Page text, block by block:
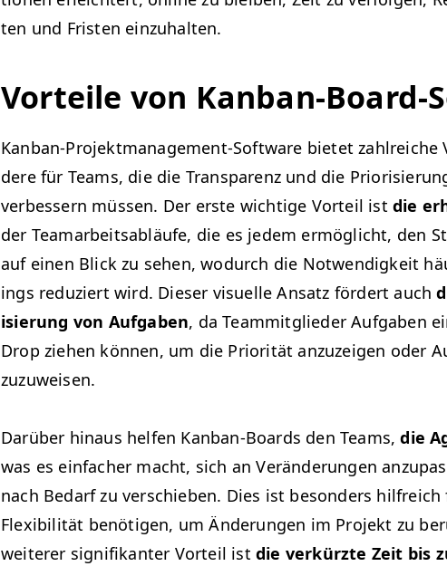
ten und Fris­ten einzuhalten.
Vorteile von Kanban-Board-
Kan­ban-Pro­jek­t­man­age­ment-Soft­ware bietet
dere für Teams, die die Trans­parenz und die
verbessern müssen. Der erste wichtige Vorteil istdie
der Tea­mar­beitsabläufe, die es jedem ermöglicht, den
auf einen Blick zu sehen, wodurch die Notwendigkeit
ings reduziert wird. Dieser visuelle Ansatz fördert auch
isierung von Auf­gaben, da Team­mit­glieder Auf­gaben
Drop ziehen kön­nen, um die Pri­or­ität anzuzeigen oder
zuzuweisen.
Darüber hin­aus helfen Kan­ban-Boards den Teams,die
was es ein­fach­er macht, sich an Verän­derun­gen
nach Bedarf zu ver­schieben. Dies ist beson­ders
Flex­i­bil­ität benöti­gen, um Änderun­gen im Pro­jekt zu
weit­er­er sig­nifikan­ter Vorteil ist die verkürzte Zeit bis